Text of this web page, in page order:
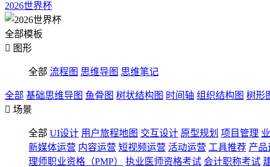
2026世界杯
全部模板
 图形
全部 流程图 思维导图 思维笔记
全部 基础思维导图 鱼骨图 树状结构图 时间轴 组织结构图 树形
 场景
全部 UI设计 用户旅程地图 交互设计 原型规划 项目管理
新媒体运营 内容运营 短视频运营 活动运营 工具推荐 产品
理师职业资格（PMP）
执业医师资格考试 会计职称考试